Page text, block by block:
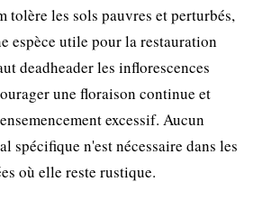
tolère les sols pauvres et perturbés,
espèce utile pour la restauration
deadheader les inflorescences
une floraison continue et
excessif. Aucun
spécifique n'est nécessaire dans les
où elle reste rustique.